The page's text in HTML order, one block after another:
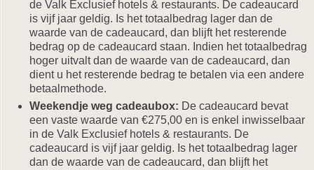
de Valk Exclusief hotels & restaurants. De cadeaucard
is vijf jaar geldig. Is het totaalbedrag lager dan de
waarde van de cadeaucard, dan blijft het resterende
bedrag op de cadeaucard staan. Indien het totaalbedrag
hoger uitvalt dan de waarde van de cadeaucard, dan
dient u het resterende bedrag te betalen via een andere
betaalmethode.
Weekendje weg cadeaubox: De cadeaucard bevat
een vaste waarde van €275,00 en is enkel inwisselbaar
in de Valk Exclusief hotels & restaurants. De
cadeaucard is vijf jaar geldig. Is het totaalbedrag lager
dan de waarde van de cadeaucard, dan blijft het